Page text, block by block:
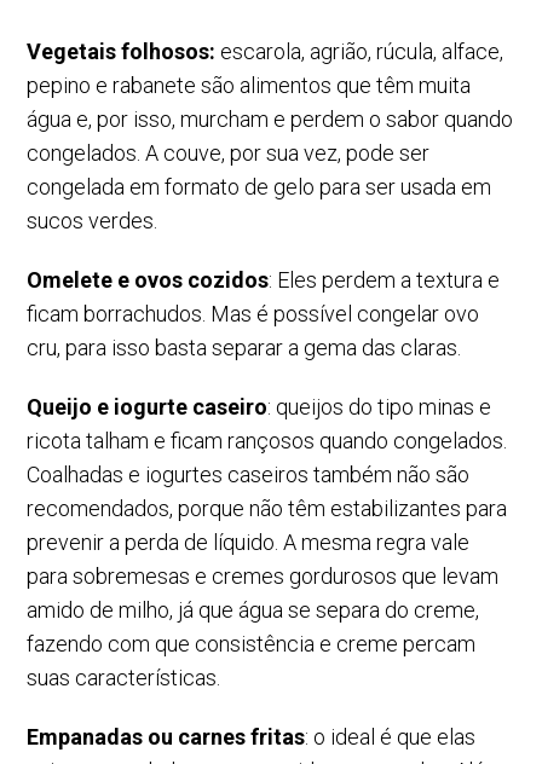
Vegetais folhosos: escarola, agrião, rúcula, alface,
pepino e rabanete são alimentos que têm muita
água e, por isso, murcham e perdem o sabor quando
congelados. A couve, por sua vez, pode ser
congelada em formato de gelo para ser usada em
sucos verdes.
Omelete e ovos cozidos: Eles perdem a textura e
ficam borrachudos. Mas é possível congelar ovo
cru, para isso basta separar a gema das claras.
Queijo e iogurte caseiro: queijos do tipo minas e
ricota talham e ficam rançosos quando congelados.
Coalhadas e iogurtes caseiros também não são
recomendados, porque não têm estabilizantes para
prevenir a perda de líquido. A mesma regra vale
para sobremesas e cremes gordurosos que levam
amido de milho, já que água se separa do creme,
fazendo com que consistência e creme percam
suas características.
Empanadas ou carnes fritas: o ideal é que elas